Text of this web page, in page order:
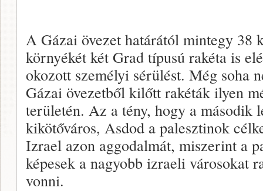
A Gázai övezet határától mintegy 38
környékét két Grad típusú rakéta is
okozott személyi sérülést. Még soha
Gázai övezetből kilőtt rakéták ilyen
területén. Az a tény, hogy a második
kikötőváros, Asdod a palesztinok
Izrael azon aggodalmát, miszerint a
képesek a nagyobb izraeli városokat
vonni.